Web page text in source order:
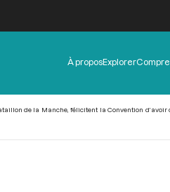
Menu
de
À proposExplorer
de la Manche, félicitent la Convention d’avoir